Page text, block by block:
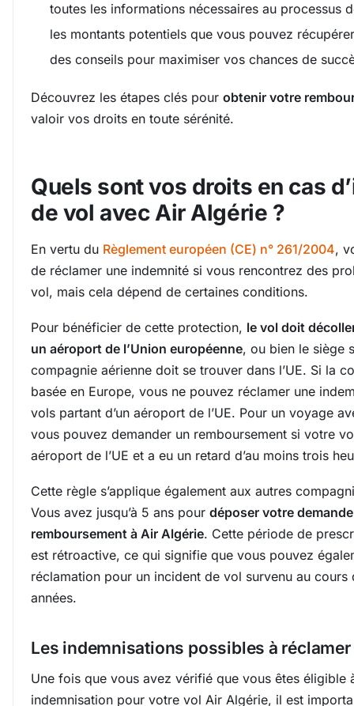
toutes les informations nécessaires au processus
les montants potentiels que vous pouvez
des conseils pour maximiser vos chances de
Découvrez les étapes clés pour obtenir votre
valoir vos droits en toute sérénité.
Quels sont vos droits en cas
de vol avec Air Algérie ?
En vertu du Règlement européen (CE) n° 261/2004,
de réclamer une indemnité si vous rencontrez des
vol, mais cela dépend de certaines conditions.
Pour bénéficier de cette protection, le vol doit
un aéroport de l’Union européenne, ou bien le siège
compagnie aérienne doit se trouver dans l’UE. Si la
basée en Europe, vous ne pouvez réclamer une
vols partant d’un aéroport de l’UE. Pour un voyage
vous pouvez demander un remboursement si votre
aéroport de l’UE et a eu un retard d’au moins trois
Cette règle s’applique également aux autres
Vous avez jusqu’à 5 ans pour déposer votre
remboursement à Air Algérie. Cette période de
est rétroactive, ce qui signifie que vous pouvez
réclamation pour un incident de vol survenu au cours
années.
Les indemnisations possibles à
Une fois que vous avez vérifié que vous êtes éligible
indemnisation pour votre vol Air Algérie, il est